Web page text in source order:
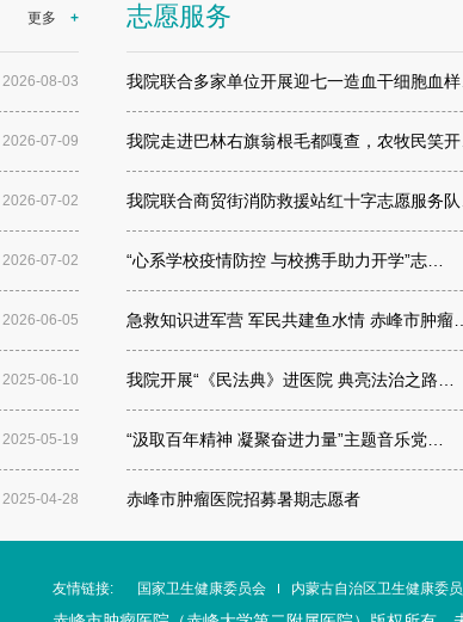
肿瘤外科二疗区 肿瘤外科三疗
妇科肿瘤科 重症医学科
手术室
更多 +
2026-08-03
2026-07-09
2026-07-02
2026-07-02
2026-06-05
2025-06-10
2025-05-19
2025-04-28
志愿服务
我院联合多家单位开展迎七一造血干细胞血样
我院走进巴林右旗翁根毛都嘎查，农牧民笑开
我院联合商贸街消防救援站红十字志愿服务队
“心系学校疫情防控 与校携手助力开学”志…
急救知识进军营 军民共建鱼水情 赤峰市肿瘤…
我院开展“《民法典》进医院 典亮法治之路…
“汲取百年精神 凝聚奋进力量”主题音乐党…
赤峰市肿瘤医院招募暑期志愿者
友情链接: 国家卫生健康委员会 内蒙古自治区卫生健康委